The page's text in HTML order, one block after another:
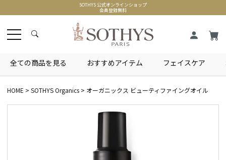
SOTHYS 公式オンラインショップ
会員登録無料
全ての商品を見る おすすめアイテム フェイスケア
HOME SOTHYS Organics オーガニックス ビューティファイングオイル